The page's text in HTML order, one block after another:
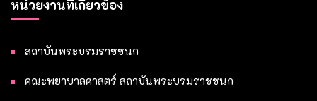
หน่วยงานที่เกี่ยวข้อง
สถาบันพระบรมราชชนก
คณะพยาบาลศาสตร์ สถาบันพระบรมราชชนก